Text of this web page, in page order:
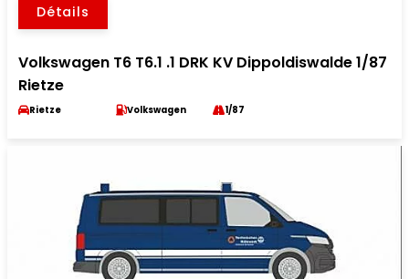
Détails
Volkswagen T6 T6.1 .1 DRK KV Dippoldiswalde 1/87
Rietze
Rietze Volkswagen 1/87